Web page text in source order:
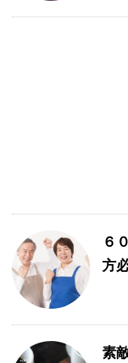
６
方
素